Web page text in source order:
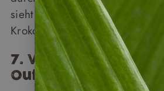
sieht man am Ufer, Affen,
Krokodile.
7. Vielfältige
Outdoorfans